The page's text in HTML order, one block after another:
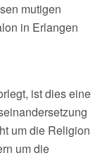
mutigen
in Erlangen
ist dies eine
um die Religion
um die